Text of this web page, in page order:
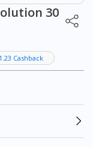
30
Cashback